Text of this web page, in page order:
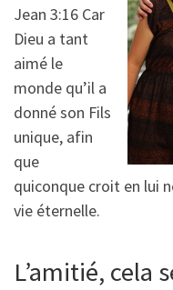
Jean 3:16 Car
Dieu a tant
aimé le
monde qu’il a
donné son Fils
unique, afin
que
quiconque croit en lui
vie éternelle.
L’amitié, cela